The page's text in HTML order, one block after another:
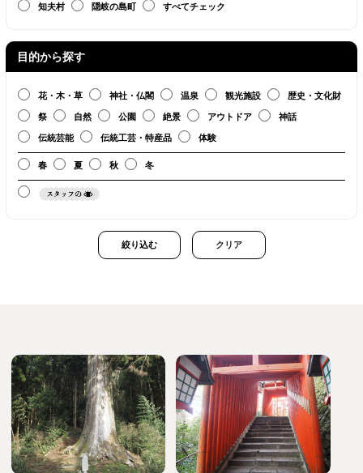
知夫村 隠岐の島町 すべてチェック
目的から探す
花・木・草 神社・仏閣 温泉 観光施設 歴史・文化財
祭 自然 公園 絶景 アウトドア 神話
伝統芸能 伝統工芸・特産品 体験
春 夏 秋 冬
クリア